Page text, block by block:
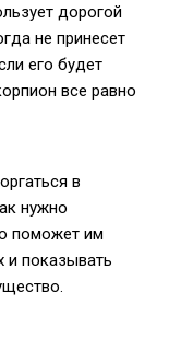
дорогой
не принесет
его будет
все равно
в
нужно
поможет им
и показывать